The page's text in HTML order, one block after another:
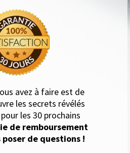
avez à faire est de
les secrets révélés
les 30 prochains
de remboursement
poser de questions !